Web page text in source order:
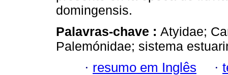
domingensis.
Palavras-chave : Atyidae;
Palemónidae; sistema
· resumo em Inglês ·